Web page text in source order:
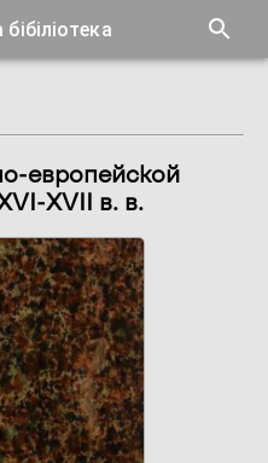
европейской
XVII в. в.